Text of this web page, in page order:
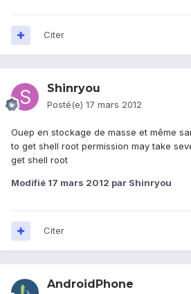
Citer
Shinryou
Posté(e) 17 mars 2012
Ouep en stockage de masse et même
to get shell root permission may take
get shell root
Modifié 17 mars 2012 par Shinryou
Citer
AndroidPhone